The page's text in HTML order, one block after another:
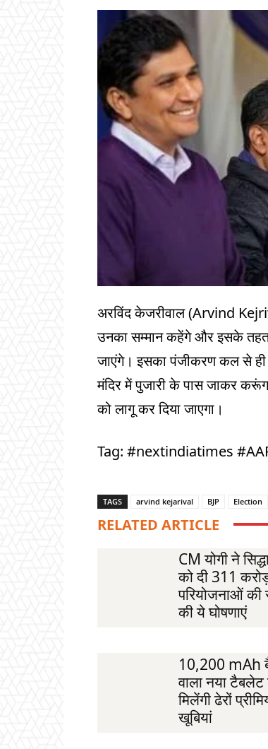
अरविंद केजरीवाल (Arvind
उनका सम्मान कहेंगे और इसके तहत
जाएंगे। इसका पंजीकरण कल से ही
मंदिर में पुजारी के पास जाकर
को लागू कर दिया जाएगा।
Tag: #nextindiatimes
TAGS arvind kejarival BJP Election
RELATED ARTICLE
CM योगी ने
को दी 311
परियोजनाओं की
की ये घोषणाएं
10,200 mAh
वाला नया टैबलेट
मिलेंगी ढेरों
खूबियां